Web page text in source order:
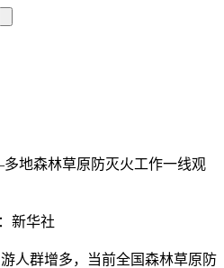
地森林草原防灭火工作一线观
新华社
人群增多，当前全国森林草原防